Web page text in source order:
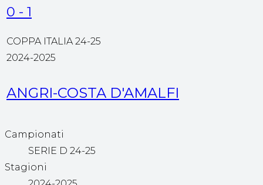
0 - 1
COPPA ITALIA 24-25
2024-2025
ANGRI-COSTA D'AMALFI
Campionati
SERIE D 24-25
Stagioni